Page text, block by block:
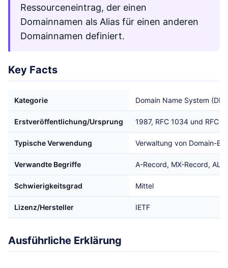
Ressourceneintrag, der einen
Domainnamen als Alias für einen anderen
Domainnamen definiert.
Key Facts
Kategorie Domain Name System
Erstveröffentlichung/Ursprung 1987, RFC 1034 und RFC
Typische Verwendung Verwaltung von Domain-
Verwandte Begriffe A-Record, MX-Record,
Schwierigkeitsgrad Mittel
Lizenz/Hersteller IETF
Ausführliche Erklärung